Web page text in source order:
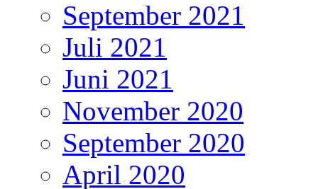
September 2021
Juli 2021
Juni 2021
November 2020
September 2020
April 2020